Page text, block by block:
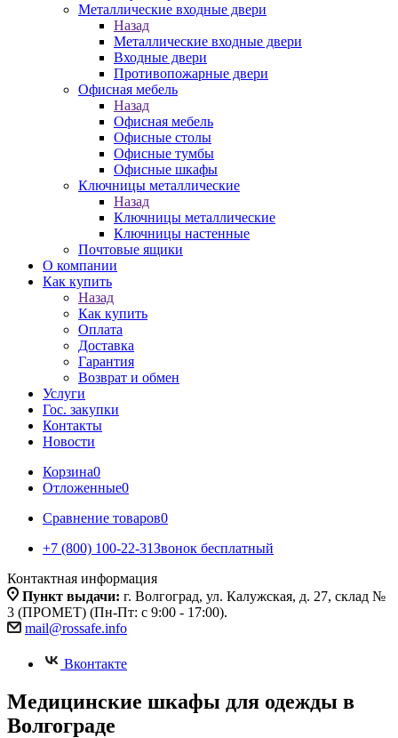
Металлические входные двери
Назад
Металлические входные двери
Входные двери
Противопожарные двери
Офисная мебель
Назад
Офисная мебель
Офисные столы
Офисные тумбы
Офисные шкафы
Ключницы металлические
Назад
Ключницы металлические
Ключницы настенные
Почтовые ящики
О компании
Как купить
Назад
Как купить
Оплата
Доставка
Гарантия
Возврат и обмен
Услуги
Гос. закупки
Контакты
Новости
Корзина0
Отложенные0
Сравнение товаров0
+7 (800) 100-22-31Звонок бесплатный
Контактная информация
Пункт выдачи: г. Волгоград, ул. Калужская, д. 27, склад №
3 (ПРОМЕТ) (Пн-Пт: с 9:00 - 17:00).
mail@rossafe.info
Вконтакте
Медицинские шкафы для одежды в
Волгограде